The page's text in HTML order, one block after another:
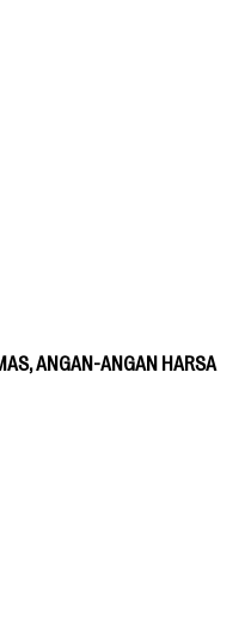
ANGAN-ANGAN HARSA